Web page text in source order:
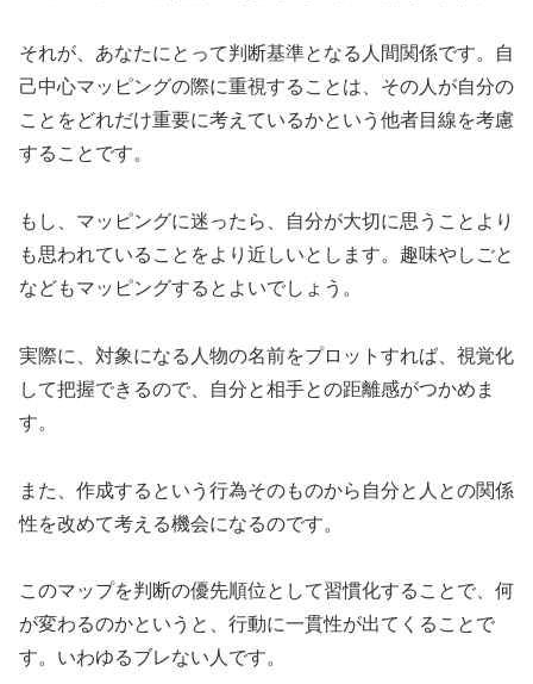
それが、あなたにとって判断基準となる人間関係です。自
己中心マッピングの際に重視することは、その人が自分の
ことをどれだけ重要に考えているかという他者目線を考慮
することです。
もし、マッピングに迷ったら、自分が大切に思うことより
も思われていることをより近しいとします。趣味やしごと
などもマッピングするとよいでしょう。
実際に、対象になる人物の名前をプロットすれば、視覚化
して把握できるので、自分と相手との距離感がつかめま
す。
また、作成するという行為そのものから自分と人との関係
性を改めて考える機会になるのです。
このマップを判断の優先順位として習慣化することで、何
が変わるのかというと、行動に一貫性が出てくることで
す。いわゆるブレない人です。